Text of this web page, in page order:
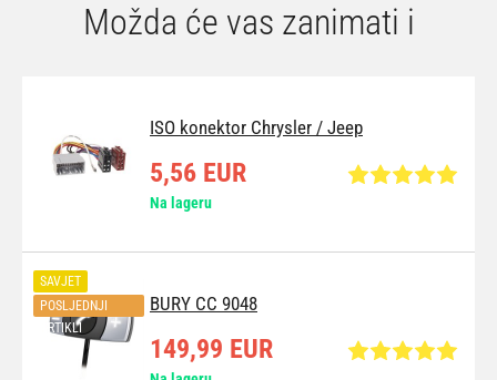
Možda će vas zanimati i
ISO konektor Chrysler / Jeep
5,56 EUR
Na lageru
BURY CC 9048
SAVJET
POSLJEDNJI
ARTIKLI
149,99 EUR